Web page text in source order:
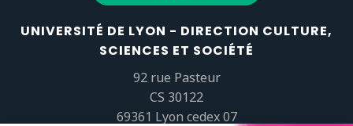
UNIVERSITÉ DE LYON - DIRECTION CULTURE,
SCIENCES ET SOCIÉTÉ
92 rue Pasteur
CS 30122
69361 Lyon cedex 07